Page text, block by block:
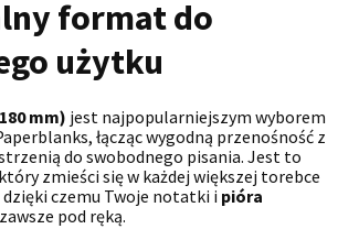
format do
użytku
mm) jest najpopularniejszym wyborem
łącząc wygodną przenośność z
do swobodnego pisania. Jest to
zmieści się w każdej większej torebce
dzięki czemu Twoje notatki i pióra
pod ręką.